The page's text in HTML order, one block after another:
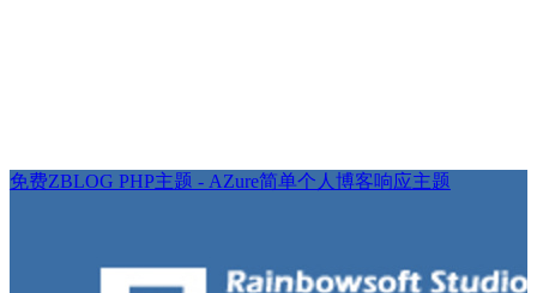
免费ZBLOG PHP主题 - AZure简单个人博客响应主题